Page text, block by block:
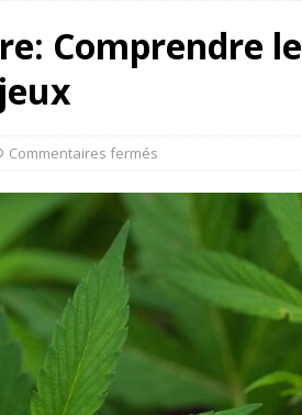
Comprendre le
Commentaires fermés